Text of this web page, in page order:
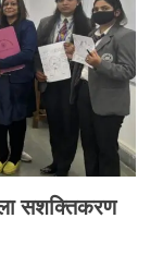
सशक्तिकरण